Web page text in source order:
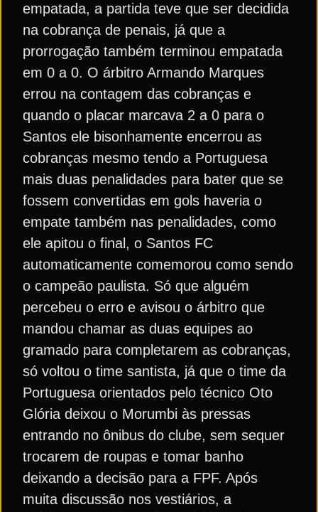
empatada, a partida teve que ser decidida
na cobrança de penais, já que a
prorrogação também terminou empatada
em 0 a 0. O árbitro Armando Marques
errou na contagem das cobranças e
quando o placar marcava 2 a 0 para o
Santos ele bisonhamente encerrou as
cobranças mesmo tendo a Portuguesa
mais duas penalidades para bater que se
fossem convertidas em gols haveria o
empate também nas penalidades, como
ele apitou o final, o Santos FC
automaticamente comemorou como sendo
o campeão paulista. Só que alguém
percebeu o erro e avisou o árbitro que
mandou chamar as duas equipes ao
gramado para completarem as cobranças,
só voltou o time santista, já que o time da
Portuguesa orientados pelo técnico Oto
Glória deixou o Morumbi às pressas
entrando no ônibus do clube, sem sequer
trocarem de roupas e tomar banho
deixando a decisão para a FPF. Após
muita discussão nos vestiários, a